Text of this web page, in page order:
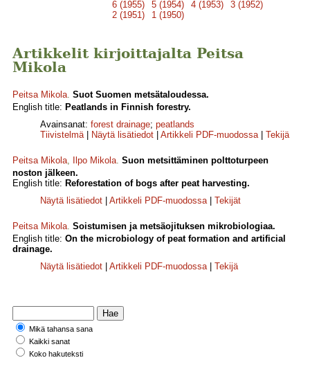
6 (1955)
5 (1954) 4 (1953)
3 (1952)
2 (1951)
1 (1950)
Artikkelit kirjoittajalta Peitsa
Mikola
Peitsa Mikola. Suot Suomen metsätaloudessa.
English title: Peatlands in Finnish forestry.
Avainsanat: forest drainage; peatlands
Tiivistelmä| Näytä lisätiedot Artikkeli PDF-muodossa| Tekijä
Peitsa Mikola, Ilpo Mikola. Suon metsittäminen polttoturpeen
noston jälkeen.
English title: Reforestation of bogs after peat harvesting.
Näytä lisätiedot
Artikkeli PDF-muodossa| Tekijät
Peitsa Mikola. Soistumisen ja metsäojituksen mikrobiologiaa.
English title: On the microbiology of peat formation and artificial
drainage.
Näytä lisätiedot
Artikkeli PDF-muodossa| Tekijä
Mikä tahansa sana
Kaikki sanat
Koko hakuteksti